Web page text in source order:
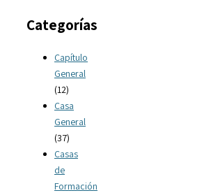
Categorías
Capítulo
General
(12)
Casa
General
(37)
Casas
de
Formación